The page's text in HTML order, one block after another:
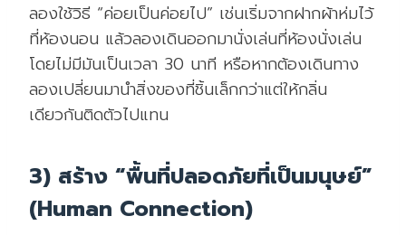
ลองใช้วิธี “ค่อยเป็นค่อยไป” เช่นเริ่มจากฝากผ้าห่มไว้
ที่ห้องนอน แล้วลองเดินออกมานั่งเล่นที่ห้องนั่งเล่น
โดยไม่มีมันเป็นเวลา 30 นาที หรือหากต้องเดินทาง
ลองเปลี่ยนมานำสิ่งของที่ชิ้นเล็กกว่าแต่ให้กลิ่น
เดียวกันติดตัวไปแทน
3) สร้าง “พื้นที่ปลอดภัยที่เป็นมนุษย์”
(Human Connection)